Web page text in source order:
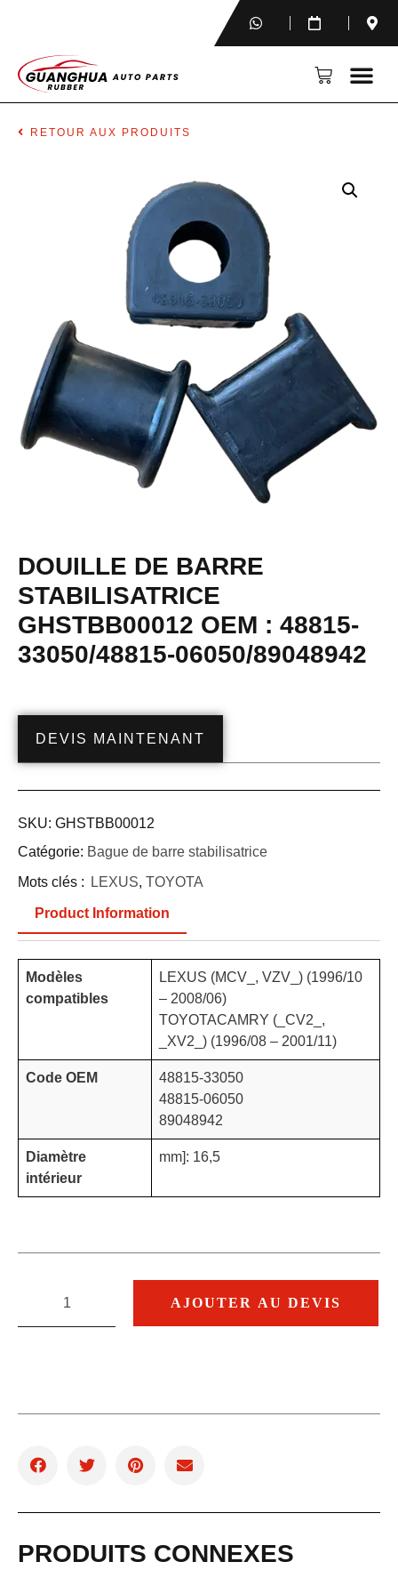
RETOUR AUX PRODUITS
DOUILLE DE BARRE
STABILISATRICE
GHSTBB00012 OEM : 48815-
33050/48815-06050/89048942
DEVIS MAINTENANT
SKU: GHSTBB00012
Catégorie: Bague de barre stabilisatrice
Mots clés : LEXUS, TOYOTA
Product Information
Modèles
compatibles
LEXUS (MCV_, VZV_) (1996/10
– 2008/06)
TOYOTACAMRY (_CV2_,
_XV2_) (1996/08 – 2001/11)
Code OEM
48815-33050
48815-06050
89048942
Diamètre
intérieur
mm]: 16,5
AJOUTER AU DEVIS
PRODUITS CONNEXES